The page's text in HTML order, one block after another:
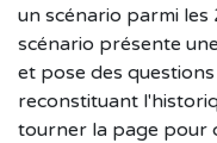
un scénario parmi
scénario présente
et pose des
reconstituant
tourner la page pour